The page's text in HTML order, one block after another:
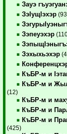
Зауэ
ЗэIущIэхэр
Зэпеуэхэр
Зэхыхьэхэр
КъБР-м и
КъБР-м и
(12)
КъБР-м и
КъБР-м и
КъБР-м и
(425)